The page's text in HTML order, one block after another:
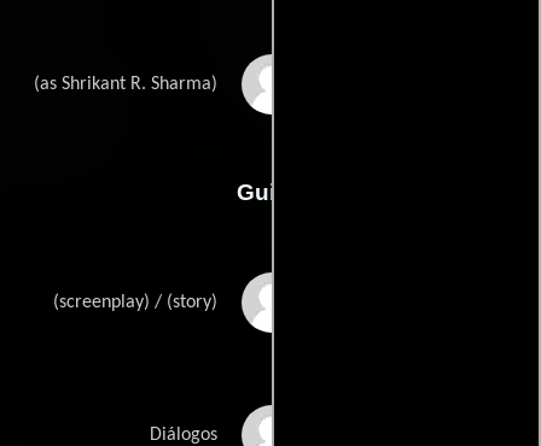
(as Shrikant R. Sharma)
Guión
(screenplay) / (story)
Diálogos